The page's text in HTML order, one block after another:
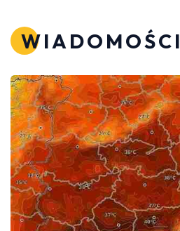
WIADOMOŚCI